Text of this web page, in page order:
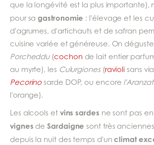
que la longévité est la plus importante),
pour sagastronomie : l'élevage et les
d'agrumes, d'artichauts et de safran
cuisine variée et généreuse. On déguste
Porcheddu(cochon de lait entier
au myrte), les Culurgiones(ravioli sans
Pecorino sarde DOP, ou encore
l'orange).
Les alcools et vins sardes ne sont pas
vignes deSardaigne sont très
depuis la nuit des temps d'unclimat